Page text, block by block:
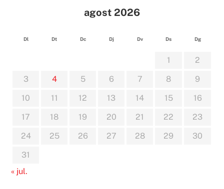
agost 2026
Dl Dt Dc Dj Dv Ds Dg
1
2
3
4 5 6 7 8
9
10
11 12 13 14 15
16
17
18 19 20 21 22
23
24
25 26 27 28 29
30
31
« jul.